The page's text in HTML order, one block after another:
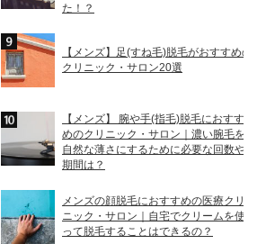
た！？
【メンズ】足(すね毛)脱毛がおすすめの
クリニック・サロン20選
【メンズ】 腕や手(指毛)脱毛におすす
めのクリニック・サロン｜濃い腕毛を
自然な薄さにするために必要な回数や
期間は？
メンズの顔脱毛におすすめの医療クリ
ニック・サロン｜自宅でクリームを使
って脱毛することはできるの？